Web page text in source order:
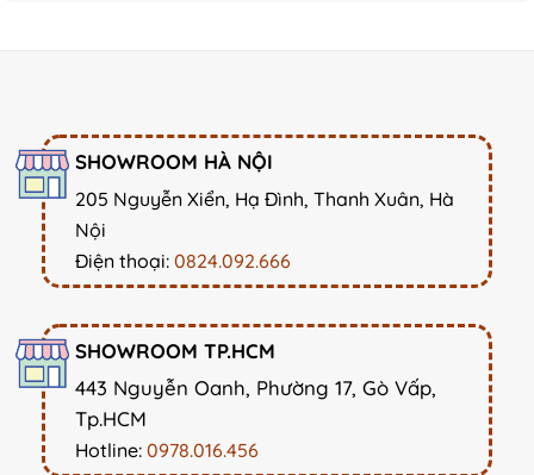
SHOWROOM HÀ NỘI
205 Nguyễn Xiển, Hạ Đình, Thanh Xuân, Hà
Nội
Điện thoại: 0824.092.666
SHOWROOM TP.HCM
443 Nguyễn Oanh, Phường 17, Gò Vấp,
Tp.HCM
Hotline: 0978.016.456